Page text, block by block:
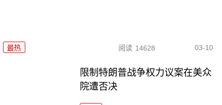
最热 阅读 14628 03-10
限制特朗普战争权力议案在美众
院遭否决